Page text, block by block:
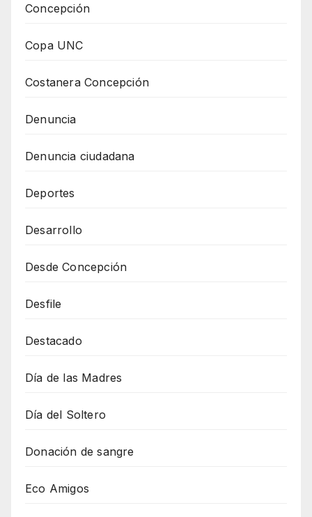
Concepción
Copa UNC
Costanera Concepción
Denuncia
Denuncia ciudadana
Deportes
Desarrollo
Desde Concepción
Desfile
Destacado
Día de las Madres
Día del Soltero
Donación de sangre
Eco Amigos